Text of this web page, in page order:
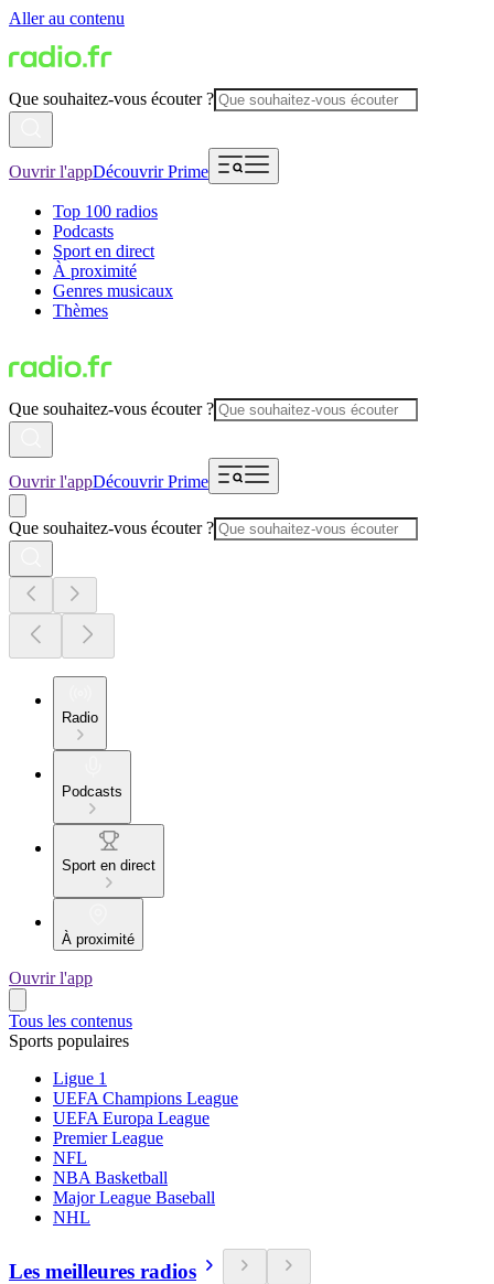
Aller au contenu
Que souhaitez-vous écouter ?
Ouvrir l'appDécouvrir Prime
Top 100 radios
Podcasts
Sport en direct
À proximité
Genres musicaux
Thèmes
Que souhaitez-vous écouter ?
Ouvrir l'appDécouvrir Prime
Que souhaitez-vous écouter ?
Radio
Podcasts
Sport en direct
À proximité
Ouvrir l'app
Tous les contenus
Sports populaires
Ligue 1
UEFA Champions League
UEFA Europa League
Premier League
NFL
NBA Basketball
Major League Baseball
NHL
Les meilleures radios